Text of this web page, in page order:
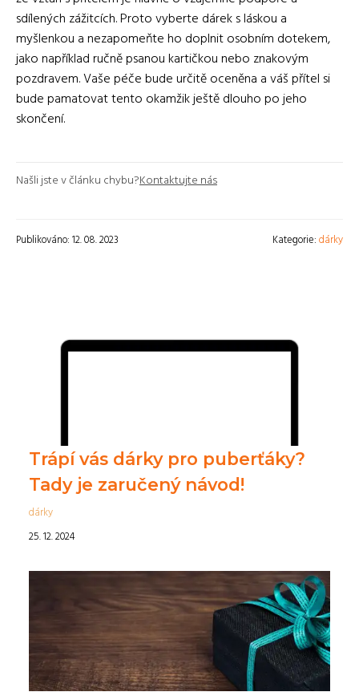
sdílených zážitcích. Proto vyberte dárek s láskou a
myšlenkou a nezapomeňte ho doplnit osobním dotekem,
jako například ručně psanou kartičkou nebo znakovým
pozdravem. Vaše péče bude určitě oceněna a váš přítel si
bude pamatovat tento okamžik ještě dlouho po jeho
skončení.
Našli jste v článku chybu?Kontaktujte nás
Publikováno: 12. 08. 2023 Kategorie:dárky
Trápí vás dárky pro puberťáky?
Tady je zaručený návod!
dárky
25. 12. 2024